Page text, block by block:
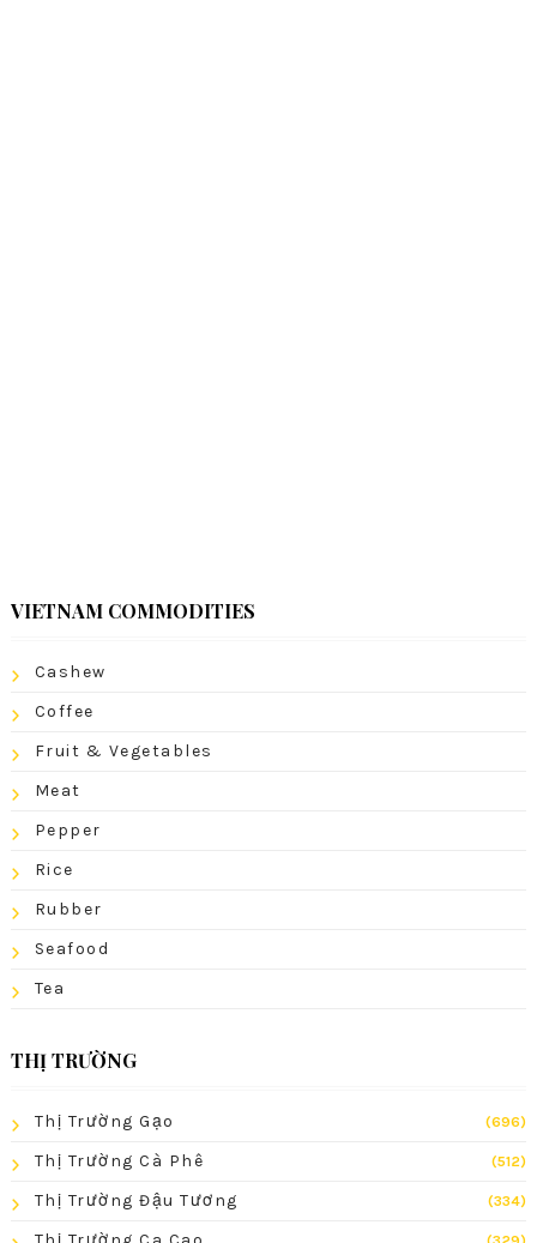
VIETNAM COMMODITIES
Cashew
Coffee
Fruit & Vegetables
Meat
Pepper
Rice
Rubber
Seafood
Tea
THỊ TRƯỜNG
Thị Trường Gạo (696)
Thị Trường Cà Phê (512)
Thị Trường Đậu Tương (334)